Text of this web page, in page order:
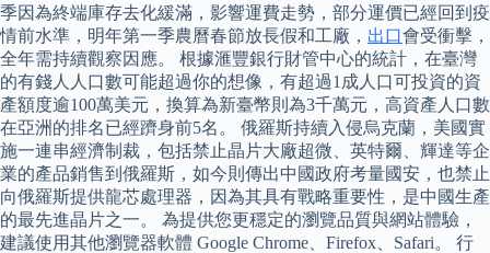
季因為終端庫存去化緩滿，影響運費走勢，部分運價已經回到疫
情前水準，明年第一季農曆春節放長假和工廠， 出口會受衝擊，
全年需持續觀察因應。 根據滙豐銀行財管中心的統計，在臺灣
的有錢人人口數可能超過你的想像，有超過1成人口可投資的資
產額度逾100萬美元，換算為新臺幣則為3千萬元，高資產人口數
在亞洲的排名已經躋身前5名。 俄羅斯持續入侵烏克蘭，美國實
施一連串經濟制裁，包括禁止晶片大廠超微、英特爾、輝達等企
業的產品銷售到俄羅斯，如今則傳出中國政府考量國安，也禁止
向俄羅斯提供龍芯處理器，因為其具有戰略重要性，是中國生產
的最先進晶片之一。 為提供您更穩定的瀏覽品質與網站體驗，
建議使用其他瀏覽器軟體 Google Chrome、Firefox、Safari。 行